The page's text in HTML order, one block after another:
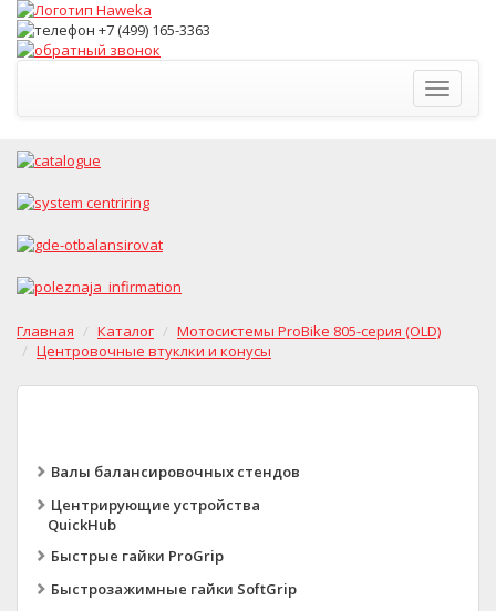
Toggle
Главная Каталог
Мотосистемы ProBike 805-серия (OLD)
Центровочные втуклки и конусы
Валы балансировочных стендов
Центрирующие устройства
QuickHub
Быстрые гайки ProGrip
Быстрозажимные гайки SoftGrip